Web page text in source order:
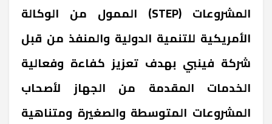
المشروعات (STEP) الممول من الوكالة
الأمريكية للتنمية الدولية والمنفذ من قبل
شركة فينبي بهدف تعزيز كفاءة وفعالية
الخدمات المقدمة من الجهاز لأصحاب
المشروعات المتوسطة والصغيرة ومتناهية